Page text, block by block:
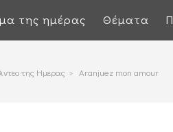
της ημέρας
Θέματα
της Ημερας > Aranjuez mon amour